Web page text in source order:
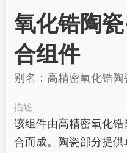
氧化锆陶
合组件
别名：高精密氧化锆
描述
该组件由高精密氧化
合而成。陶瓷部分提